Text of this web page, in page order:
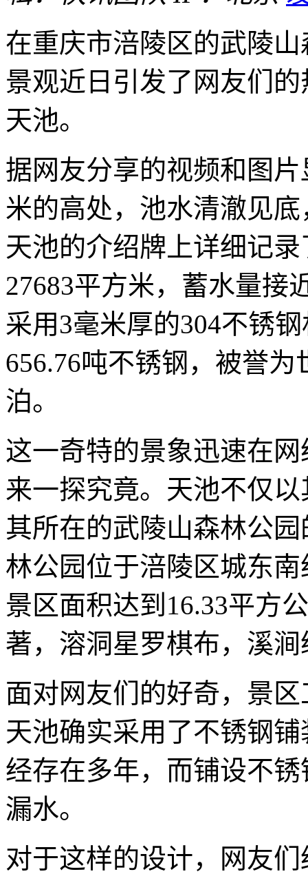
在重庆市涪陵区的武陵
景观近日引发了网友们
天池。
据网友分享的视频和图
米的高处，池水清澈见
天池的介绍牌上详细记
27683平方米，蓄水量接
采用3毫米厚的304不锈
656.76吨不锈钢，被誉
泊。
这一奇特的景象迅速在
来一探究竟。天池不仅
其所在的武陵山森林公
林公园位于涪陵区城东
景区面积达到16.33平方
著，溶洞星罗棋布，溪
面对网友们的好奇，景
天池确实采用了不锈钢
经存在多年，而铺设不
漏水。
对于这样的设计，网友